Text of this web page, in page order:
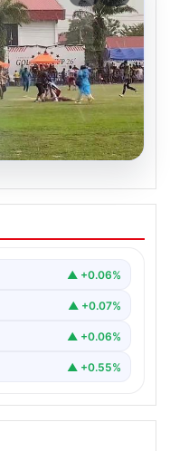
hayatını
▲ +0.06%
▲ +0.07%
▲ +0.06%
▲ +0.55%